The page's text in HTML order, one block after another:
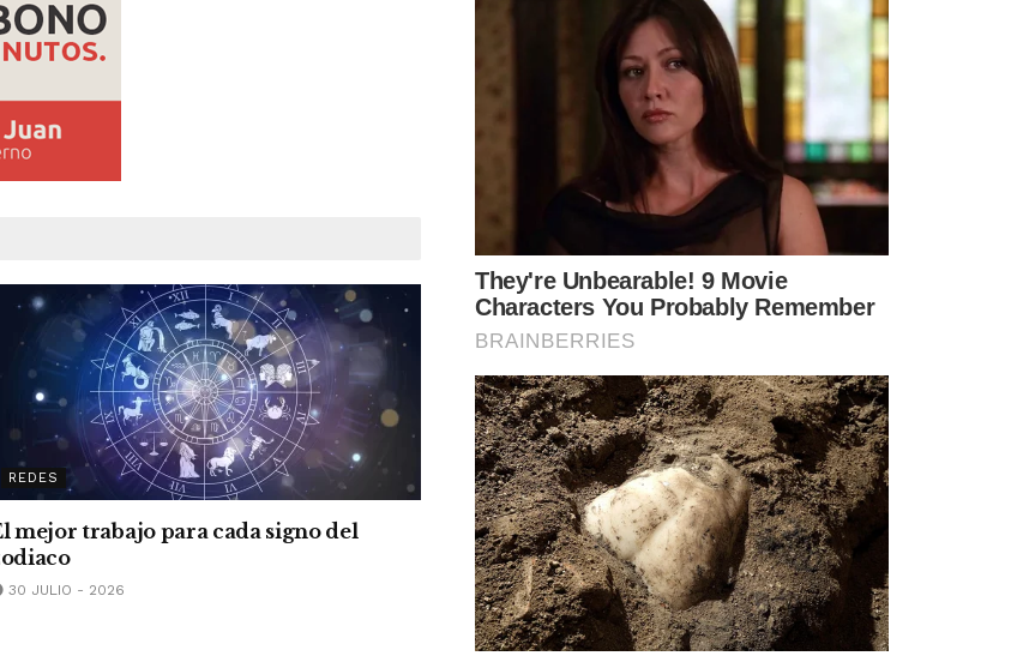
REDES
mejor trabajo para cada signo del
30 JULIO - 2026